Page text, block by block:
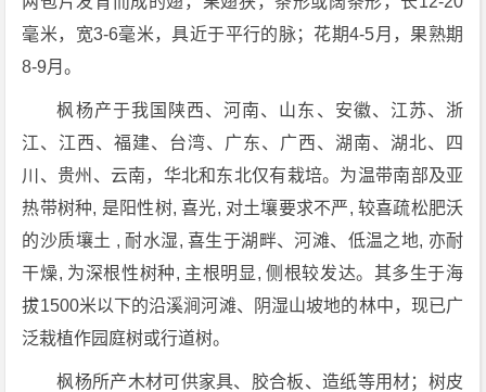
毫米，宽3-6毫米，具近于平行的脉；花期4-5月，果熟期
8-9月。
枫杨产于我国陕西、河南、山东、安徽、江苏、浙
江、江西、福建、台湾、广东、广西、湖南、湖北、四
川、贵州、云南，华北和东北仅有栽培。为温带南部及亚
热带树种, 是阳性树, 喜光, 对土壤要求不严, 较喜疏松肥沃
的沙质壤土 , 耐水湿, 喜生于湖畔、河滩、低温之地, 亦耐
干燥, 为深根性树种, 主根明显, 侧根较发达。其多生于海
拔1500米以下的沿溪涧河滩、阴湿山坡地的林中，现已广
泛栽植作园庭树或行道树。
枫杨所产木材可供家具、胶合板、造纸等用材；树皮